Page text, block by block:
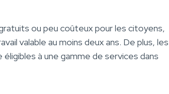
ou peu coûteux pour les citoyens,
valable au moins deux ans. De plus, les
à une gamme de services dans